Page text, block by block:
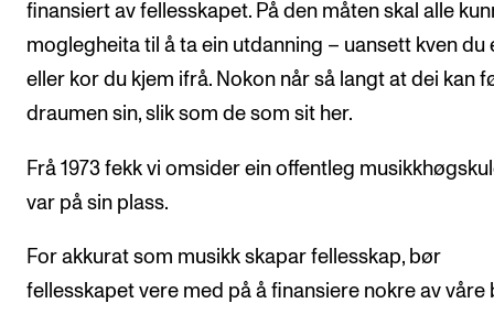
finansiert av fellesskapet. På den måten skal alle
moglegheita til å ta ein utdanning – uansett kven du
eller kor du kjem ifrå. Nokon når så langt at dei kan
draumen sin, slik som de som sit her.
Frå 1973 fekk vi omsider ein offentleg
var på sin plass.
For akkurat som musikk skapar fellesskap, bør
fellesskapet vere med på å finansiere nokre av våre